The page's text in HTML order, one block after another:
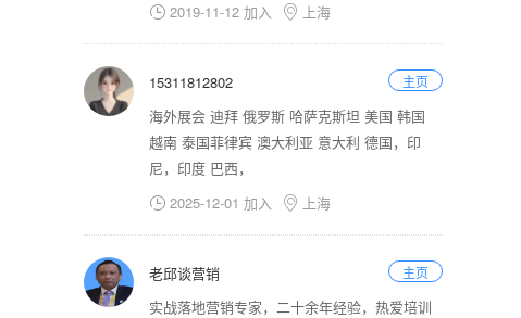
 2019-11-12 加入  上海
主页
15311812802
海外展会 迪拜 俄罗斯 哈萨克斯坦 美国 韩国
越南 泰国菲律宾 澳大利亚 意大利 德国，印
尼，印度 巴西，
 2025-12-01 加入  上海
主页
老邱谈营销
实战落地营销专家，二十余年经验，热爱培训